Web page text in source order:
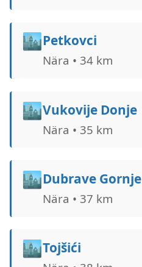
🏙️Petkovci
Nära • 34 km
🏙️Vukovije Donje
Nära • 35 km
🏙️Dubrave Gornje
Nära • 37 km
🏙️Tojšići